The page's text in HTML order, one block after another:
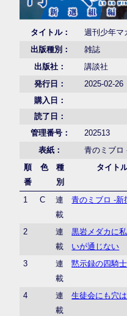
タイトル：
週刊少年マ
出版種別：
雑誌
出版社：
講談社
発行日：
2025-02-26
購入日：
読了日：
管理番号：
202513
表紙：
青のミブロ
順
番
色
種
別
タイト
1
C
連
載
青のミブロ -新
2
連
載
黒岩メダカに
いが通じない
3
連
載
黙示録の四騎士
4
連
載
生徒会にも穴は